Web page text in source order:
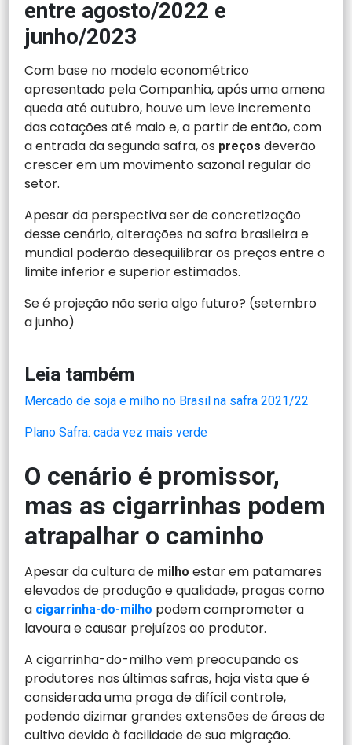
entre agosto/2022 e
junho/2023
Com base no modelo econométrico
apresentado pela Companhia, após uma amena
queda até outubro, houve um leve incremento
das cotações até maio e, a partir de então, com
a entrada da segunda safra, os preços deverão
crescer em um movimento sazonal regular do
setor.
Apesar da perspectiva ser de concretização
desse cenário, alterações na safra brasileira e
mundial poderão desequilibrar os preços entre o
limite inferior e superior estimados.
Se é projeção não seria algo futuro? (setembro
a junho)
Leia também
Mercado de soja e milho no Brasil na safra 2021/22
Plano Safra: cada vez mais verde
O cenário é promissor,
mas as cigarrinhas podem
atrapalhar o caminho
Apesar da cultura de milho estar em patamares
elevados de produção e qualidade, pragas como
a cigarrinha-do-milho podem comprometer a
lavoura e causar prejuízos ao produtor.
A cigarrinha-do-milho vem preocupando os
produtores nas últimas safras, haja vista que é
considerada uma praga de difícil controle,
podendo dizimar grandes extensões de áreas de
cultivo devido à facilidade de sua migração.